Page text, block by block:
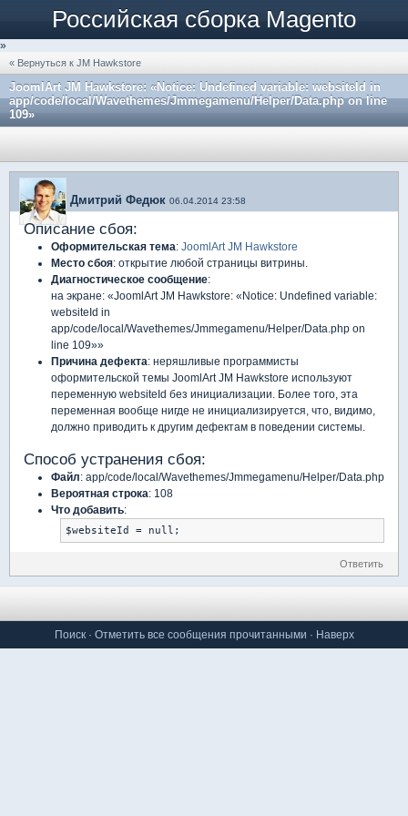
Российская сборка Magento
»
« Вернуться к JM Hawkstore
JoomlArt JM Hawkstore: «Notice: Undefined variable: websiteId in
app/code/local/Wavethemes/Jmmegamenu/Helper/Data.php on line
109»
Дмитрий Федюк 06.04.2014 23:58
Описание сбоя:
Оформительская тема: JoomlArt JM Hawkstore
Место сбоя: открытие любой страницы витрины.
Диагностическое сообщение:
на экране: «JoomlArt JM Hawkstore: «Notice: Undefined variable:
websiteId in
app/code/local/Wavethemes/Jmmegamenu/Helper/Data.php on
line 109»»
Причина дефекта: неряшливые программисты
оформительской темы JoomlArt JM Hawkstore используют
переменную websiteId без инициализации. Более того, эта
переменная вообще нигде не инициализируется, что, видимо,
должно приводить к другим дефектам в поведении системы.
Способ устранения сбоя:
Файл: app/code/local/Wavethemes/Jmmegamenu/Helper/Data.php
Вероятная строка: 108
Что добавить:
$websiteId = null;
Ответить
Поиск· Отметить все сообщения прочитанными · Наверх